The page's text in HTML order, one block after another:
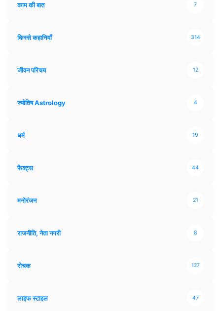
काम की बात 7
किस्से कहानियाँ 314
जीवन परिचय 12
ज्योतिष Astrology 4
धर्म 19
फैक्ट्स 44
मनोरंजन 21
राजनीति, नेता नगरी 8
रोचक 127
लाइफ स्टाइल 47